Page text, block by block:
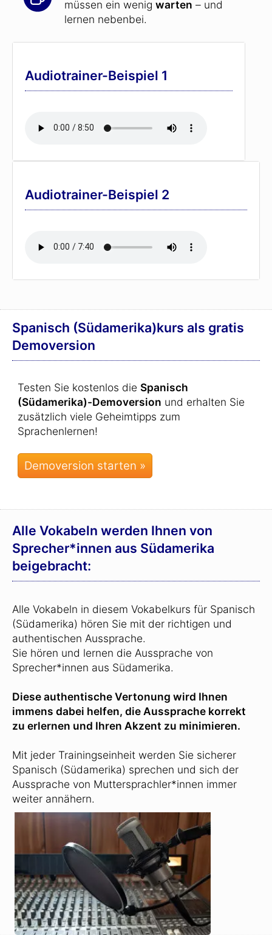
müssen ein wenig warten – und
lernen nebenbei.
Audiotrainer-Beispiel 1
Audiotrainer-Beispiel 2
Spanisch (Südamerika)kurs als gratis
Demoversion
Testen Sie kostenlos die Spanisch
(Südamerika)-Demoversion und erhalten Sie
zusätzlich viele Geheimtipps zum
Sprachenlernen!
Alle Vokabeln werden Ihnen von
Sprecher*innen aus Südamerika
beigebracht:
Alle Vokabeln in diesem Vokabelkurs für Spanisch
(Südamerika) hören Sie mit der richtigen und
authentischen Aussprache.
Sie hören und lernen die Aussprache von
Sprecher*innen aus Südamerika.
Diese authentische Vertonung wird Ihnen
immens dabei helfen, die Aussprache korrekt
zu erlernen und Ihren Akzent zu minimieren.
Mit jeder Trainingseinheit werden Sie sicherer
Spanisch (Südamerika) sprechen und sich der
Aussprache von Muttersprachler*innen immer
weiter annähern.